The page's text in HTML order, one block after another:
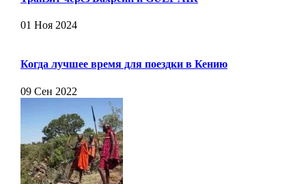
01 Ноя 2024
Когда лучшее время для поездки в Кению
09 Сен 2022